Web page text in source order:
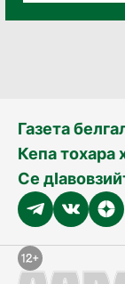
Газета
Кепа тохара
Се